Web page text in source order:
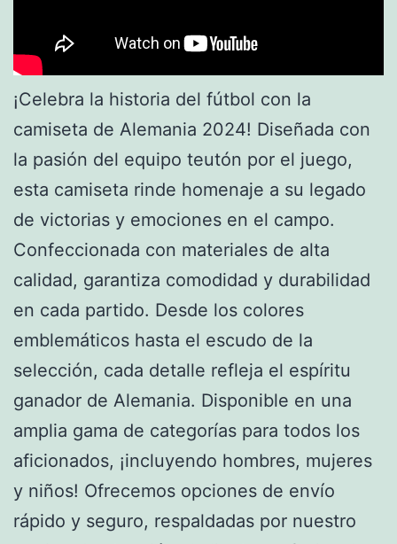
¡Celebra la historia del fútbol con la
camiseta de Alemania 2024! Diseñada con
la pasión del equipo teutón por el juego,
esta camiseta rinde homenaje a su legado
de victorias y emociones en el campo.
Confeccionada con materiales de alta
calidad, garantiza comodidad y durabilidad
en cada partido. Desde los colores
emblemáticos hasta el escudo de la
selección, cada detalle refleja el espíritu
ganador de Alemania. Disponible en una
amplia gama de categorías para todos los
aficionados, ¡incluyendo hombres, mujeres
y niños! Ofrecemos opciones de envío
rápido y seguro, respaldadas por nuestro